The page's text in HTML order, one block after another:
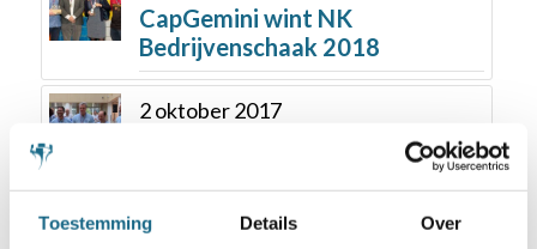
Toestemming Details Over
CapGemini wint NK
Bedrijvenschaak 2018
2 oktober 2017
DSE Automatisering wint NK
16 april 2019